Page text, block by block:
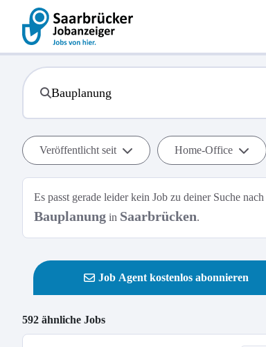
Veröffentlicht seit Home-Office
Es passt gerade leider kein Job zu deiner Suche nach
Bauplanung in Saarbrücken.
Job Agent kostenlos abonnieren
592 ähnliche Jobs